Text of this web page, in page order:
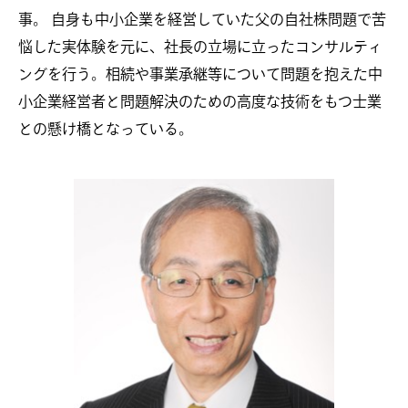
事。 自身も中小企業を経営していた父の自社株問題で苦
悩した実体験を元に、社長の立場に立ったコンサルティ
ングを行う。相続や事業承継等について問題を抱えた中
小企業経営者と問題解決のための高度な技術をもつ士業
との懸け橋となっている。